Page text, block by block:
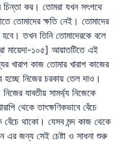
চিন্তা কর। তোমরা যখন সৎপথে
তোমাদের ক্ষতি নেই। তোমাদের
তখন তিনি তোমাদেরকে বলে
মায়েদা-১০৫] আয়াতটিতে এই
খারাপ কাজ তোমার খারাপ কাজের
নিজের চরকায় তেল দাও।
যাবতীয় সামর্থ্য নিজেকে
থেকে তাৎক্ষণিকভাবে বেঁচে
বেঁচে থাকো। যেসব মন্দ কাজ থেকে
এর জন্য সেই চেষ্টা ও সাধনা শুরু